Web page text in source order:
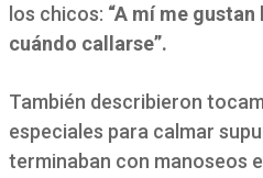
los chicos: “A mí me
cuándo callarse”.
También describieron
especiales para calmar
terminaban con manoseos